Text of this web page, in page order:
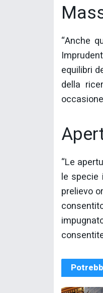
“Anche
equilibri
della
“Le
le specie
prelievo